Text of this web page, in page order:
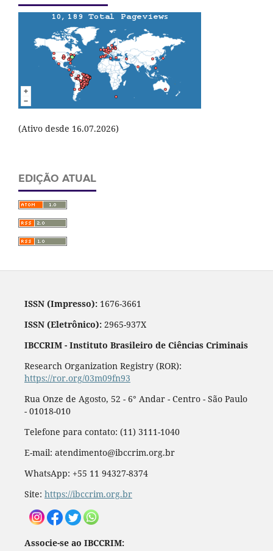
(Ativo desde 16.07.2026)
EDIÇÃO ATUAL
ISSN (Impresso):1676-3661
ISSN (Eletrônico):2965-937X
IBCCRIM - Instituto Brasileiro de Ciências Criminais
Research Organization Registry (ROR):
https://ror.org/03m09fn93
Rua Onze de Agosto, 52 - 6° Andar - Centro - São Paulo
- 01018-010
Telefone para contato: (11) 3111-1040
E-mail: atendimento@ibccrim.org.br
WhatsApp: +55 11 94327-8374
Site: https://ibccrim.org.br
Associe-se ao IBCCRIM: